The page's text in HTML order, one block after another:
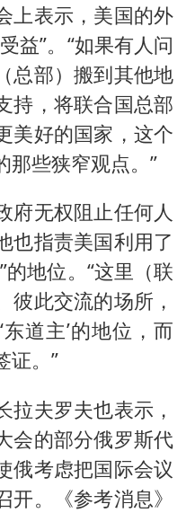
上表示，美国的外
益”。“如果有人问
总部）搬到其他地
持，将联合国总部
美好的国家，这个
那些狭窄观点。”
府无权阻止任何人
也指责美国利用了
地位。“这里（联
彼此交流的场所，
道主’的地位，而
证。”
拉夫罗夫也表示，
会的部分俄罗斯代
俄考虑把国际会议
。《参考消息》